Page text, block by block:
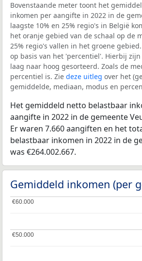
Bovenstaande meter toont het
inkomen per aangifte in 2022 in de
laagste 10% en 25% regio's in België
het oranje gebied van de schaal op de
25% regio's vallen in het groene
op basis van het 'percentiel'. Hierbij
laag naar hoog gesorteerd. Zoals de
percentiel is. Zie deze uitleg over het
gemiddelde, mediaan, modus en
Het gemiddeld netto belastbaar
aangifte in 2022 in de gemeente
Er waren 7.660 aangiften en het
belastbaar inkomen in 2022 in de
was €264.002.667.
Gemiddeld inkomen (per
€50.000
€50.000
€60.000
€60.000